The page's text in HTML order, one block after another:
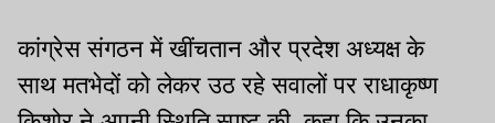
कांग्रेस संगठन में खींचतान और प्रदेश अध्यक्ष के
साथ मतभेदों को लेकर उठ रहे सवालों पर राधाकृष्ण